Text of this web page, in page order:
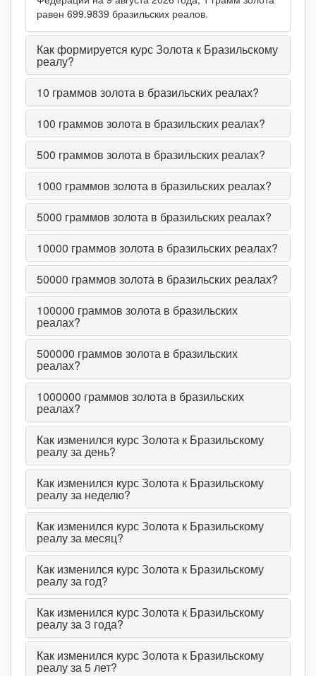
равен 699.9839 бразильских реалов.
Как формируется курс Золота к Бразильскому
реалу?
10 граммов золота в бразильских реалах?
100 граммов золота в бразильских реалах?
500 граммов золота в бразильских реалах?
1000 граммов золота в бразильских реалах?
5000 граммов золота в бразильских реалах?
10000 граммов золота в бразильских реалах?
50000 граммов золота в бразильских реалах?
100000 граммов золота в бразильских
реалах?
500000 граммов золота в бразильских
реалах?
1000000 граммов золота в бразильских
реалах?
Как изменился курс Золота к Бразильскому
реалу за день?
Как изменился курс Золота к Бразильскому
реалу за неделю?
Как изменился курс Золота к Бразильскому
реалу за месяц?
Как изменился курс Золота к Бразильскому
реалу за год?
Как изменился курс Золота к Бразильскому
реалу за 3 года?
Как изменился курс Золота к Бразильскому
реалу за 5 лет?